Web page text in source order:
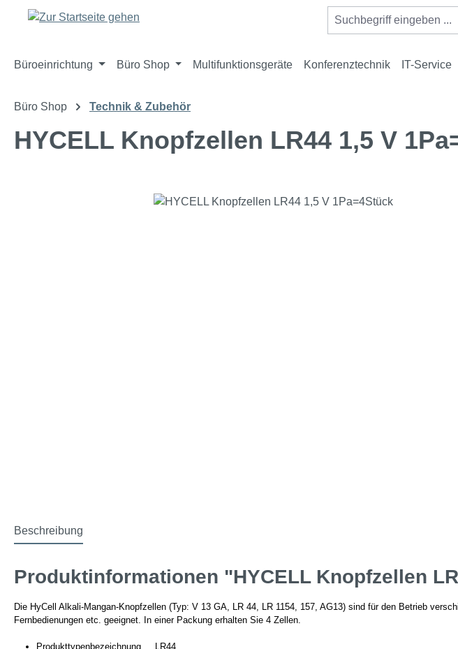
Hauptinhalt springen
Zur Suche springen
Zur Hauptnavigation springen
Büroeinrichtung Büro Shop Multifunktionsgeräte Konferenztechnik IT-Service
Büro Shop Technik & Zubehör
HYCELL Knopfzellen LR44 1,5 V
Beschreibung
Produktinformationen "HYCELL Knopfzellen
Die HyCell Alkali-Mangan-Knopfzellen (Typ: V 13 GA, LR 44, LR 1154, 157, AG13) sind für den Betrieb
Fernbedienungen etc. geeignet. In einer Packung erhalten Sie 4 Zellen.
Produkttypenbezeichnung LR44